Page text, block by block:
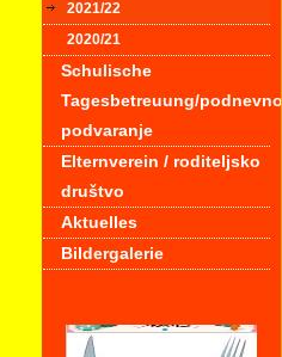
2021/22
2020/21
Schulische
Tagesbetreuung/podnevno
podvaranje
Elternverein / roditeljsko
društvo
Aktuelles
Bildergalerie